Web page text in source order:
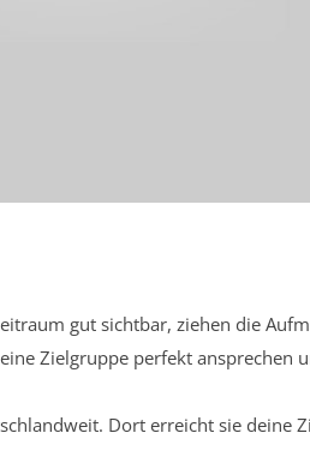
gut sichtbar, ziehen die
Zielgruppe perfekt ansprechen
Dort erreicht sie deine